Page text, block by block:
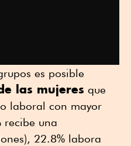
es posible
las mujeres que
laboral con mayor
recibe una
22.8% labora